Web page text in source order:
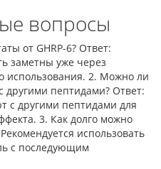
вопросы
от GHRP-6? Ответ:
заметны уже через
использования. 2. Можно ли
другими пептидами? Ответ:
с другими пептидами для
3. Как долго можно
использовать
с последующим